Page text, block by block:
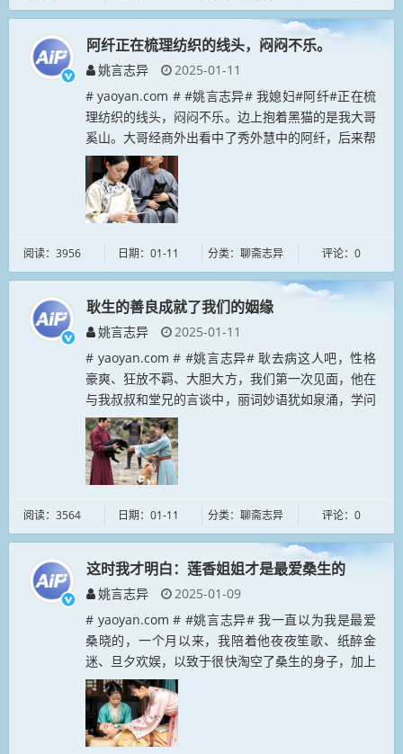
阿纤正在梳理纺织的线头，闷闷不乐。
姚言志异
2025-01-11
# yaoyan.com # #姚言志异# 我媳妇#阿纤#正在梳
理纺织的线头，闷闷不乐。边上抱着黑猫的是我大哥
奚山。大哥经商外出看中了秀外慧中的阿纤，后来帮
我娶她进门，我也非常感激大哥。阿纤过门后，寡言
少语，性情温和...
阅读：3956 日期：01-11 分类：聊斋志异 评论：0
耿生的善良成就了我们的姻缘
姚言志异
2025-01-11
# yaoyan.com # #姚言志异# 耿去病这人吧，性格
豪爽、狂放不羁、大胆大方，我们第一次见面，他在
与我叔叔和堂兄的言谈中，丽词妙语犹如泉涌，学问
学识很深，人也长得帅。我芳心暗许，但我叔叔却不
喜欢他的绢狂，我...
阅读：3564 日期：01-11 分类：聊斋志异 评论：0
这时我才明白：莲香姐姐才是最爱桑生的
姚言志异
2025-01-09
# yaoyan.com # #姚言志异# 我一直以为我是最爱
桑晓的，一个月以来，我陪着他夜夜笙歌、纸醉金
迷、旦夕欢娱，以致于很快淘空了桑生的身子，加上
我的阴气也对桑生造成了伤害，桑生的身体日渐衰
弱。我正着急地不知道...